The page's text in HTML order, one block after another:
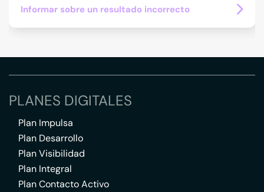
Informar sobre un resultado incorrecto
PLANES DIGITALES
Plan Impulsa
Plan Desarrollo
Plan Visibilidad
Plan Integral
Plan Contacto Activo